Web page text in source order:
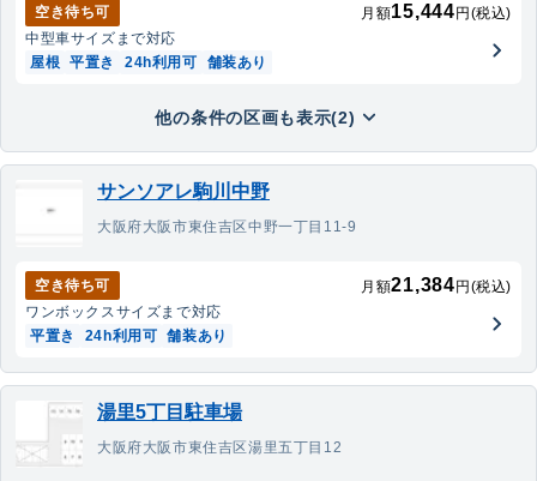
空き待ち可 月額15,444 円(税込)
中型車サイズまで対応
屋根 平置き 24h利用可 舗装あり
他の条件の区画も表示(2)
サンソアレ駒川中野
大阪府大阪市東住吉区中野一丁目11-9
空き待ち可 月額21,384 円(税込)
ワンボックスサイズまで対応
平置き
24h利用可 舗装あり
湯里5丁目駐車場
大阪府大阪市東住吉区湯里五丁目12